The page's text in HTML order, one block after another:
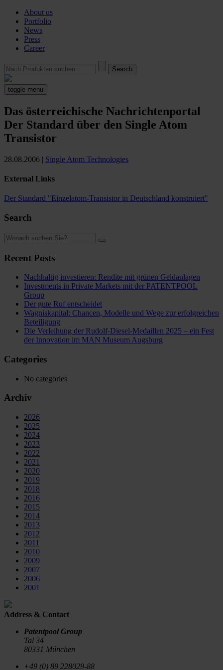
About us
Portfolio
News
Press
Career
toggle menu
Das österreichische Nachrichtenportal
Der Standard über den Single Atom
Transistor
28.08.2006 | Single Atom Technologies
External Links
Der Standard "Einzelatom-Transistor in Deutschland konstruiert"
Search
Recent Posts
Nachhaltig investieren: Rendite mit grünen Geldanlagen
Investments in Private Markets mit der PATENTPOOL
Group
Der gute Ruf entscheidet
Wagniskapital: Chancen, Modelle und Wege zur erfolgreichen
Beteiligung
Die Verleihung der Rudolf-Diesel-Medaillen 2025 – ein Fest
der Innovation im MAN Museum Augsburg
Categories
No categories
Archiv
2026
2025
2024
2023
2022
2021
2020
2019
2018
2016
2015
2014
2013
2012
2011
2010
2009
2007
2006
2001
Address & Contact
Patentpool Group
Tal 34
80331 München
+49 (0) 89 228029-88